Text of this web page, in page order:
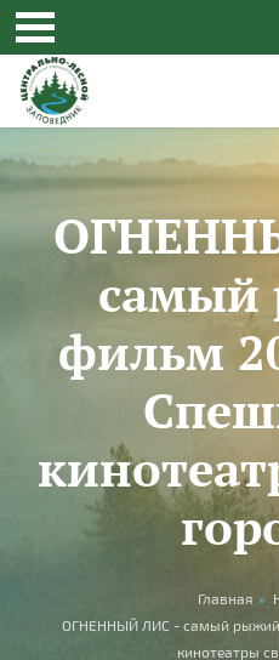
Перейти к основному содержанию
фильм
Вы здесь Главная »
ОГНЕННЫЙ ЛИС - самый рыжий
кинотеатры